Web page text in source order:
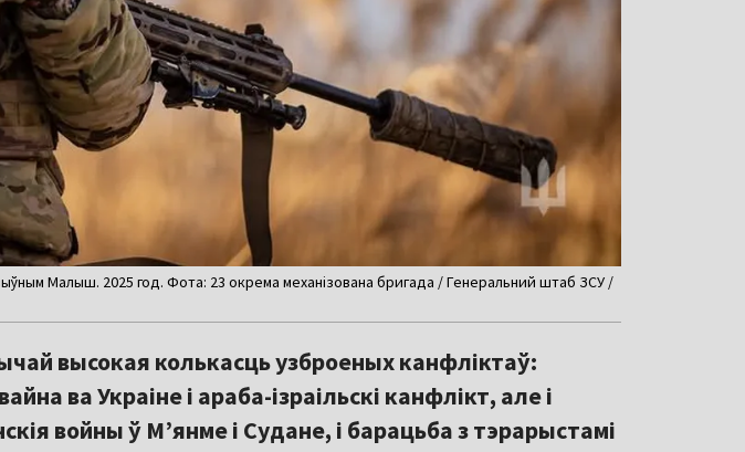
Малыш. 2025 год. Фота: 23 окрема механізована бригада / Генеральний штаб ЗСУ /
высокая колькасць узброеных канфліктаў:
ва Украіне і араба-ізраільскі канфлікт, але і
войны ў М’янме і Судане, і барацьба з тэрарыстамі